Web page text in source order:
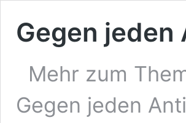
Gegen
Mehr zum
Gegen jeden